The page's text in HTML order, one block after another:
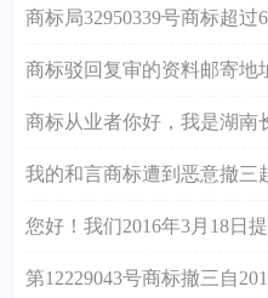
商标局32950339号商标超过
商标驳回复审的资料邮寄地
商标从业者你好，我是湖南
我的和言商标遭到恶意撤三
您好！我们2016年3月18日
第12229043号商标撤三自